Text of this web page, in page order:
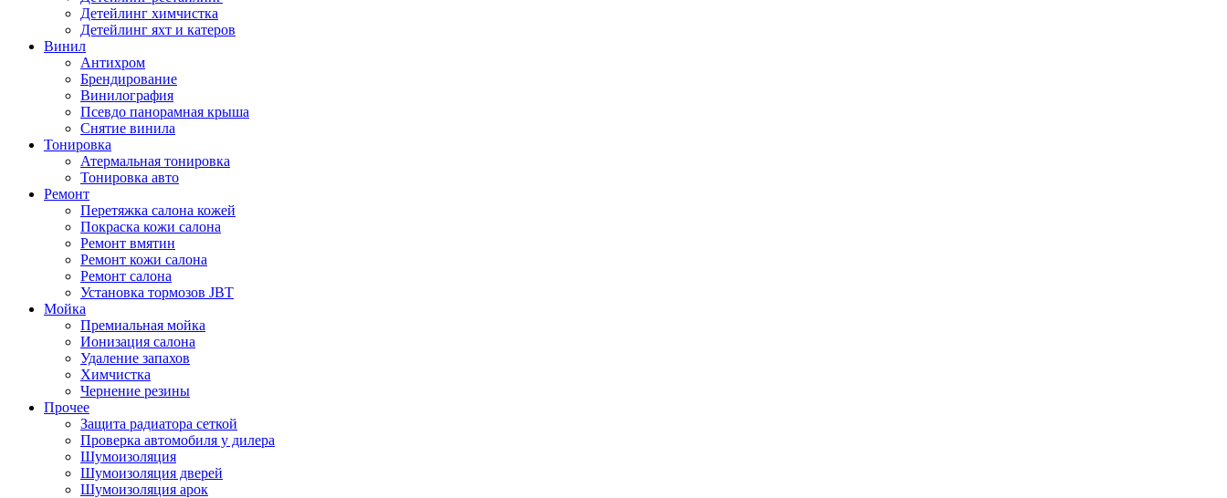
Детейлинг химчистка
Детейлинг яхт и катеров
Винил
Антихром
Брендирование
Винилография
Псевдо панорамная крыша
Снятие винила
Тонировка
Атермальная тонировка
Тонировка авто
Ремонт
Перетяжка салона кожей
Покраска кожи салона
Ремонт вмятин
Ремонт кожи салона
Ремонт салона
Установка тормозов JBT
Мойка
Премиальная мойка
Ионизация салона
Удаление запахов
Химчистка
Чернение резины
Прочее
Защита радиатора сеткой
Проверка автомобиля у дилера
Шумоизоляция
Шумоизоляция дверей
Шумоизоляция арок